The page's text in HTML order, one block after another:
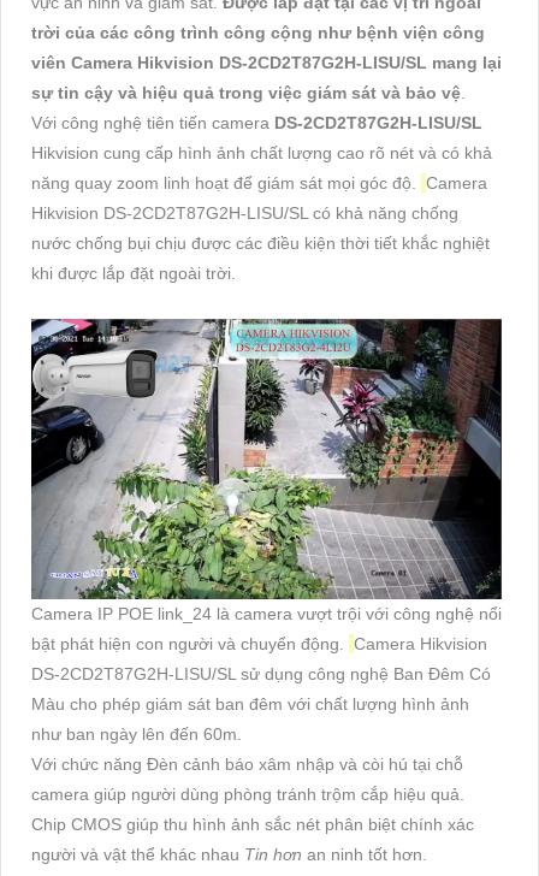
trời của các công trình công cộng như bệnh viện công
viên Camera Hikvision DS-2CD2T87G2H-LISU/SL mang lại
sự tin cậy và hiệu quả trong việc giám sát và bảo vệ
Với công nghệ tiên tiến camera DS-2CD2T87G2H-LISU/SL
Hikvision cung cấp hình ảnh chất lượng cao rõ nét và có khả
năng quay zoom linh hoạt để giám sát mọi góc độ.
Camera
Hikvision DS-2CD2T87G2H-LISU/SL có khả năng chống
nước chống bụi chịu được các điều kiện thời tiết khắc nghiệt
khi được lắp đặt ngoài trời.
Camera IP POE link_24 là camera vượt trội với công nghệ nổi
bật phát hiện con người và chuyển động.
Camera Hikvision
DS-2CD2T87G2H-LISU/SL sử dụng công nghệ Ban Đêm Có
Màu cho phép giám sát ban đêm với chất lượng hình ảnh
như ban ngày lên đến 60m.
Với chức năng Đèn cảnh báo xâm nhập và còi hú tại chỗ
camera giúp người dùng phòng tránh trộm cắp hiệu quả.
Chip CMOS giúp thu hình ảnh sắc nét phân biệt chính xác
người và vật thể khác nhau Tin hơn an ninh tốt hơn.